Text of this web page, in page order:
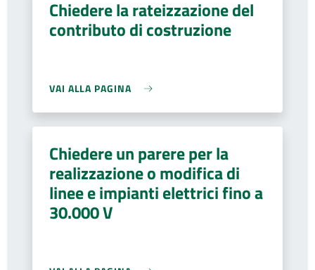
Chiedere la rateizzazione del
contributo di costruzione
VAI ALLA PAGINA
Chiedere un parere per la
realizzazione o modifica di
linee e impianti elettrici fino a
30.000 V